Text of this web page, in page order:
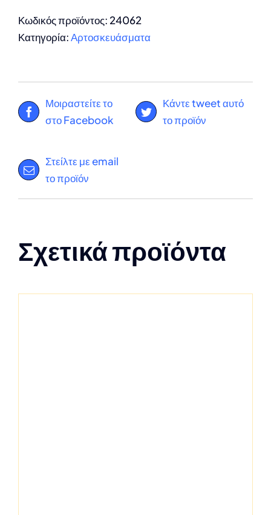
Κωδικός προϊόντος: 24062
Κατηγορία:Αρτοσκευάσματα
Μοιραστείτε το
στο Facebook
Κάντε tweet αυτό
το προϊόν
Στείλτε με email
το προϊόν
Σχετικά προϊόντα